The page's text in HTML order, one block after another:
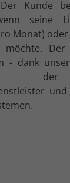
Kunde
seine
Monat)
möchte.
- dank
der